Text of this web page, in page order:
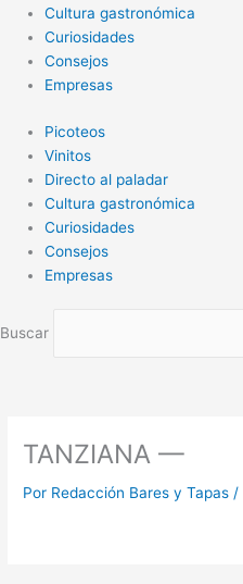
Cultura gastronómica
Curiosidades
Consejos
Empresas
Picoteos
Vinitos
Directo al paladar
Cultura gastronómica
Curiosidades
Consejos
Empresas
Buscar
TANZIANA —
Por Redacción Bares y Tapas /